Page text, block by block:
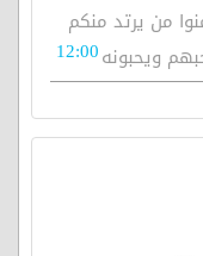
آمنوا من يرتد منكم
ويحبونه12:00